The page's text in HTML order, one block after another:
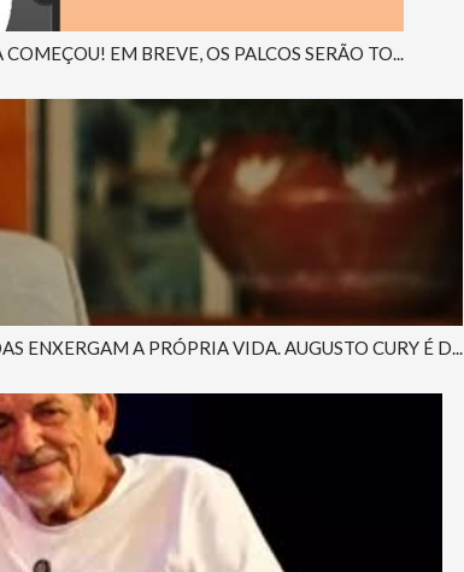
EM BREVE, OS PALCOS SERÃO TO...
ENXERGAM A PRÓPRIA VIDA. AUGUSTO CURY É D...